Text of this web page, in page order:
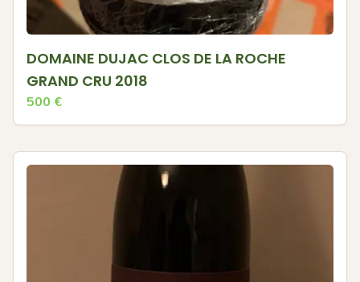
DOMAINE DUJAC CLOS DE LA ROCHE
GRAND CRU 2018
500 €